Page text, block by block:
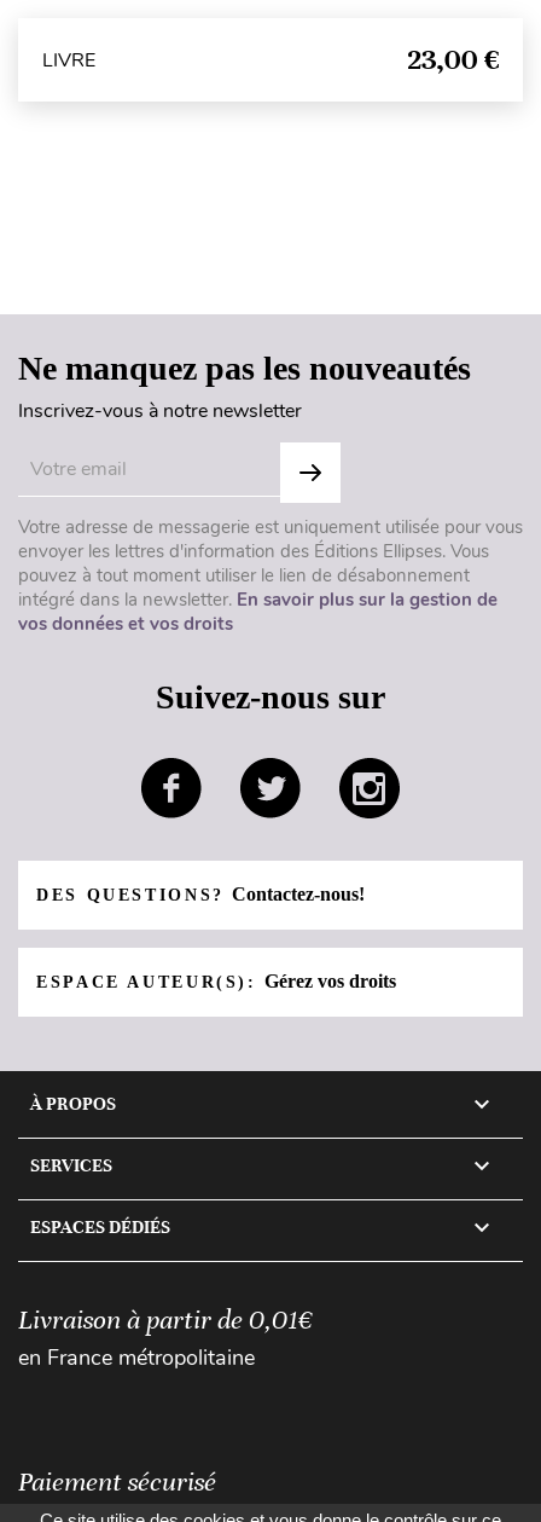
LIVRE 23,00 €
Ne manquez pas les nouveautés
Inscrivez-vous à notre newsletter
Votre adresse de messagerie est uniquement utilisée pour vous
envoyer les lettres d'information des Éditions Ellipses. Vous
pouvez à tout moment utiliser le lien de désabonnement
intégré dans la newsletter. En savoir plus sur la gestion de
vos données et vos droits
Suivez-nous sur
DES QUESTIONS?Contactez-nous!
ESPACE AUTEUR(S):Gérez vos droits
À PROPOS 
SERVICES 
ESPACES DÉDIÉS 
Livraison à partir de 0,01€
en France métropolitaine
Paiement sécurisé